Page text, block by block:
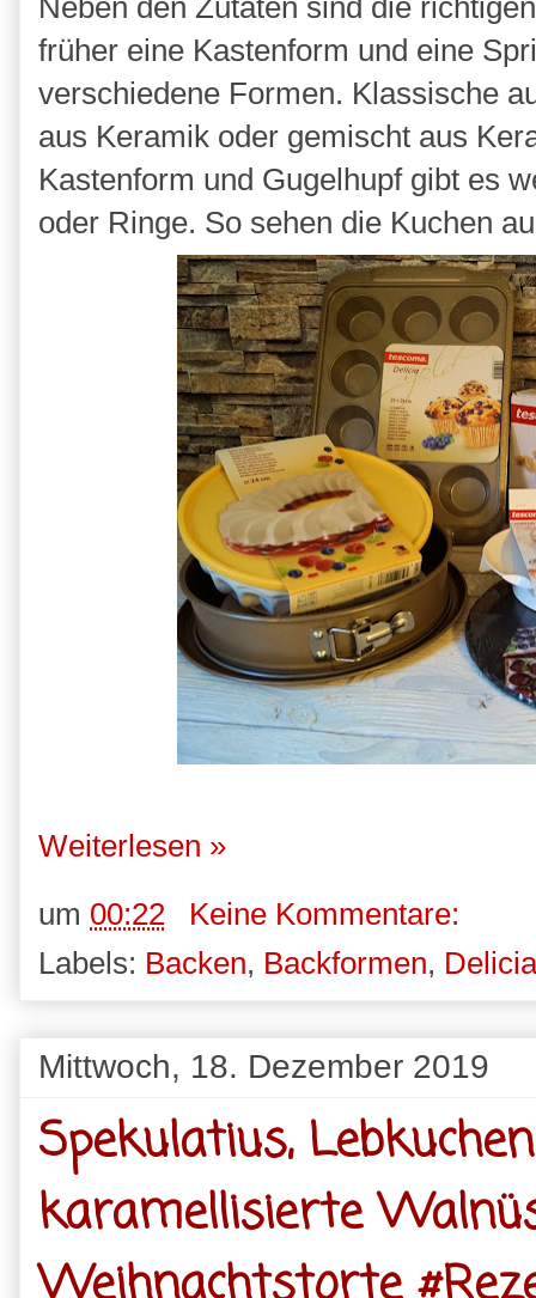
früher eine Kastenform und eine
verschiedene Formen. Klassische
aus Keramik oder gemischt aus
Kastenform und Gugelhupf gibt es
oder Ringe. So sehen die Kuchen
Weiterlesen »
um 00:22
Keine Kommentare:
Labels: Backen, Backformen, Delicia
Mittwoch, 18. Dezember 2019
Spekulatius,
karamellisierte